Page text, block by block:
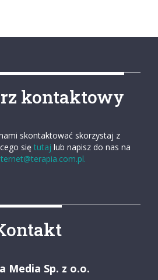
kontaktowy
skontaktować skorzystaj z
się tutaj lub napisz do nas na
Media Sp. z o.o.